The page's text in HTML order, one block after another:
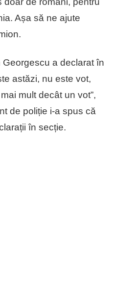
Așa să ne ajute
a declarat în
astăzi, nu este vot,
mult decât un vot”,
de poliție i-a spus că
în secție.